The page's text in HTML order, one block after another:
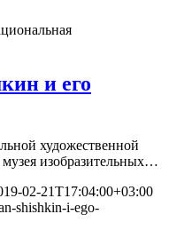
и его
художественной
музея изобразительных…
02-21T17:04:00+03:00
shishkin-i-ego-